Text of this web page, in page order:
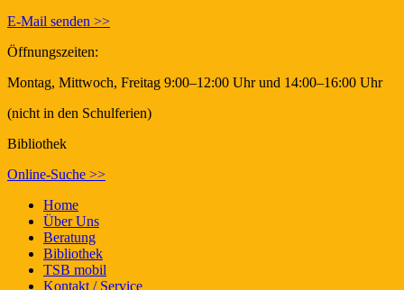
E-Mail senden >>
Öffnungszeiten:
Montag, Mittwoch, Freitag 9:00–12:00 Uhr und 14:00–16:00 Uhr
(nicht in den Schulferien)
Bibliothek
Online-Suche >>
Home
Über Uns
Beratung
Bibliothek
TSB mobil
Kontakt / Service